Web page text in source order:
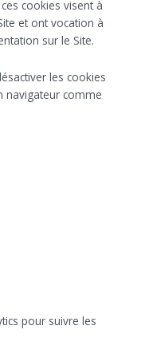
cookies visent à
et ont vocation à
sur le Site.
les cookies
navigateur comme
pour suivre les